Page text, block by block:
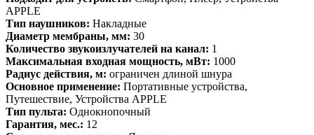
APPLE
Тип наушников: Накладные
Диаметр мембраны, мм: 30
Количество звукоизлучателей на канал: 1
Максимальная входная мощность, мВт: 1000
Радиус действия, м: ограничен длиной шнура
Основное применение: Портативные устройства,
Путешествие, Устройства APPLE
Тип пульта: Однокнопочный
Гарантия, мес.: 12